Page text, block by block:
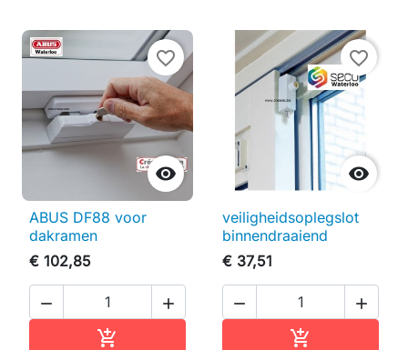

favorite_border
ABUS DF88 voor
dakramen
€ 102,85
 


favorite_border
veiligheidsoplegslot
binnendraaiend
€ 37,51
 
